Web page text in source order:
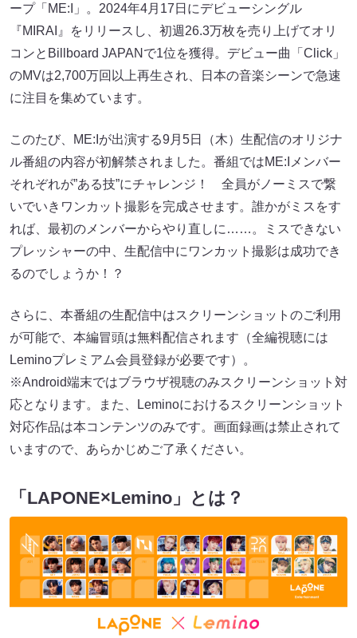
ープ「ME:I」。2024年4月17日にデビューシングル
『MIRAI』をリリースし、初週26.3万枚を売り上げてオリ
コンとBillboard JAPANで1位を獲得。デビュー曲「Click」
のMVは2,700万回以上再生され、日本の音楽シーンで急速
に注目を集めています。
このたび、ME:Iが出演する9月5日（木）生配信のオリジナ
ル番組の内容が初解禁されました。番組ではME:Iメンバー
それぞれが”ある技”にチャレンジ！ 全員がノーミスで繋
いでいきワンカット撮影を完成させます。誰かがミスをす
れば、最初のメンバーからやり直しに……。ミスできない
プレッシャーの中、生配信中にワンカット撮影は成功でき
るのでしょうか！？
さらに、本番組の生配信中はスクリーンショットのご利用
が可能で、本編冒頭は無料配信されます（全編視聴には
Leminoプレミアム会員登録が必要です）。
※Android端末ではブラウザ視聴のみスクリーンショット対
応となります。また、Leminoにおけるスクリーンショット
対応作品は本コンテンツのみです。画面録画は禁止されて
いますので、あらかじめご了承ください。
「LAPONE×Lemino」とは？